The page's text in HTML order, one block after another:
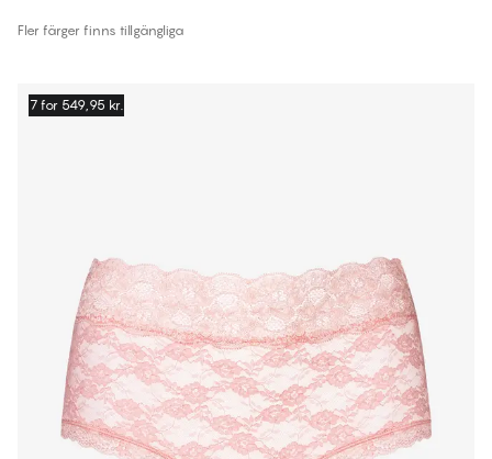
Fler färger finns tillgängliga
7 for 549,95 kr.